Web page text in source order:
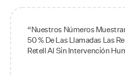
“Nuestros Números
50 % De Las Llamadas Las
Retell AI Sin Intervención